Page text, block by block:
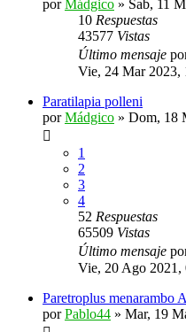
porMádgico » Sab, 11
10 Respuestas
43577 Vistas
Último mensaje
Vie, 24 Mar 2023,
Paratilapia polleni
porMádgico » Dom, 18
1
2
3
4
52 Respuestas
65509 Vistas
Último mensaje
Vie, 20 Ago 2021,
Paretroplus menarambo
porPablo44 » Mar, 19